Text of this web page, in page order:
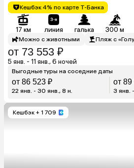
Кешбэк 4% по карте Т-Банка
17 км линия галька 300 м
Можно с животными Пляж с
от 73 553 ₽
5 янв. - 11 янв., 6 ночей
Выгодные туры на соседние даты
от 86 523 ₽
22 янв. - 30 янв., 8 н.
от
3 янв.
Кешбэк + 1 709